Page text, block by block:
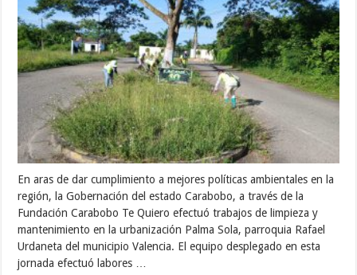
En aras de dar cumplimiento a mejores políticas ambientales en la
región, la Gobernación del estado Carabobo, a través de la
Fundación Carabobo Te Quiero efectuó trabajos de limpieza y
mantenimiento en la urbanización Palma Sola, parroquia Rafael
Urdaneta del municipio Valencia. El equipo desplegado en esta
jornada efectuó labores …